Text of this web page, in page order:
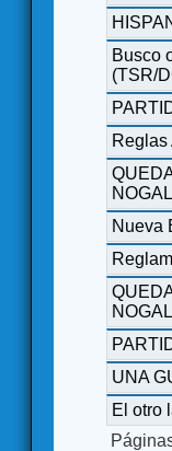
Busco
(TSR/
Reglas
Nueva
UNA
El otro